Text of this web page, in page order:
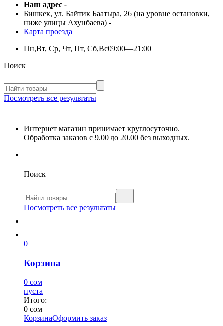
Наш адрес -
Бишкек, ул. Байтик Баатыра, 26 (на уровне остановки,
ниже улицы Ахунбаева) -
Карта проезда
Пн,Вт, Ср, Чт, Пт, Сб,Вс09:00—21:00
Поиск
Посмотреть все результаты
Интернет магазин принимает круглосуточно.
Обработка заказов с 9.00 до 20.00 без выходных.
Поиск
Посмотреть все результаты
0
Корзина
0 сом
пуста
Итого:
0 сом
КорзинаОформить заказ